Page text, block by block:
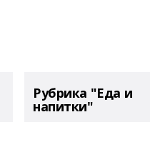
Рубрика "Еда и
напитки"